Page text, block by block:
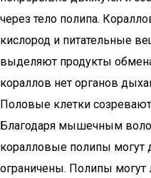
через тело полипа.
кислород и питательные
выделяют продукты
кораллов нет органов
Половые клетки
Благодаря мышечным
коралловые полипы могут
ограничены. Полипы могут